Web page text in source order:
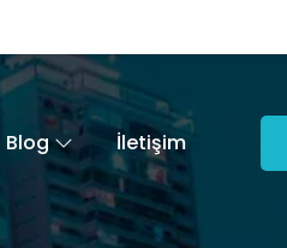
Blog İletişim